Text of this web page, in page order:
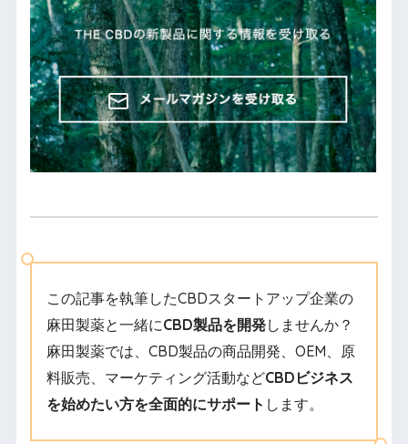
この記事を執筆したCBDスタートアップ企業の
麻田製薬と一緒にCBD製品を開発しませんか？
麻田製薬では、CBD製品の商品開発、OEM、原
料販売、マーケティング活動などCBDビジネス
を始めたい方を全面的にサポート します。